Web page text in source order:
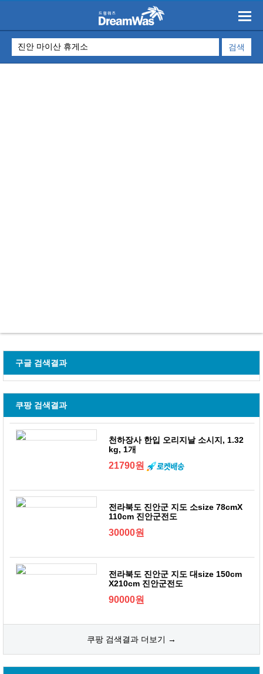
구글 검색결과
쿠팡 검색결과
천하장사 한입 오리지날 소시지, 1.32
kg, 1개
21790원
전라북도 진안군 지도 소size 78cmX
110cm 진안군전도
30000원
전라북도 진안군 지도 대size 150cm
X210cm 진안군전도
90000원
쿠팡 검색결과 더보기 →